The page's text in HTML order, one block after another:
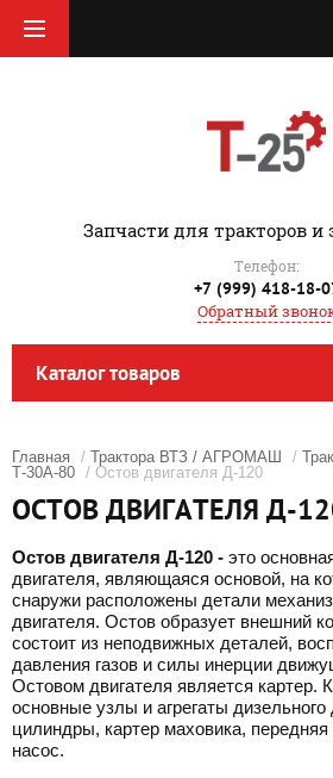
‎Запчасти для тракторов и
Телефон:
+7 (999) 418-18-
Обратный
Каталог товаров
Главная / Трактора ВТЗ / АГРОМАШ /
Т-30А-80 / Остов двигателя Д-120
ОСТОВ ДВИГАТЕЛЯ Д-
Остов двигателя Д-120 - это
двигателя, являющаяся основой, на
снаружи расположены детали
двигателя. Остов образует внешний
состоит из неподвижных деталей,
давления газов и силы инерции
Остовом двигателя является картер.
основные узлы и агрегаты дизельного
цилиндры, картер маховика,
насос.